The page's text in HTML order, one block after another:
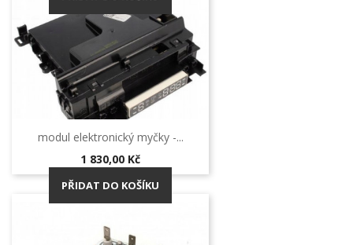
modul elektronický myčky -...
Cena
1 830,00 Kč
PŘIDAT DO KOŠÍKU